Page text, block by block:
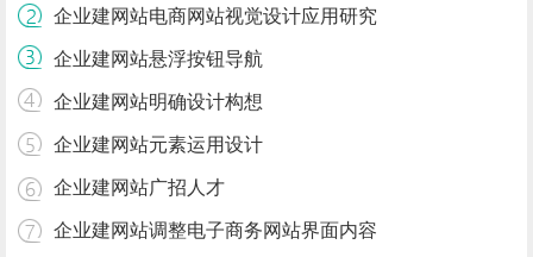
企业建网站电商网站视觉设计应用研究
企业建网站悬浮按钮导航
企业建网站明确设计构想
企业建网站元素运用设计
企业建网站广招人才
企业建网站调整电子商务网站界面内容